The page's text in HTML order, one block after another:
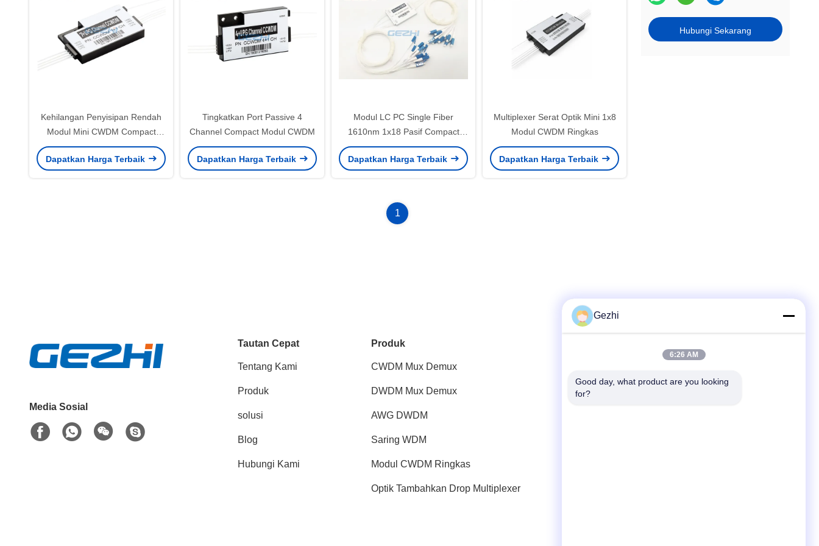
Hubungi Sekarang
Kehilangan Penyisipan Rendah
Modul Mini CWDM Compact
1590nm 1x7 CH
Dapatkan Harga Terbaik
Tingkatkan Port Passive 4
Channel Compact Modul CWDM
Dapatkan Harga Terbaik
Modul LC PC Single Fiber
1610nm 1x18 Pasif Compact
CWDM
Dapatkan Harga Terbaik
Multiplexer Serat Optik Mini 1x8
Modul CWDM Ringkas
Dapatkan Harga Terbaik
1
Media Sosial
Tautan Cepat
Tentang Kami
Produk
solusi
Blog
Hubungi Kami
Produk
CWDM Mux Demux
DWDM Mux Demux
AWG DWDM
Saring WDM
Modul CWDM Ringkas
Optik Tambahkan Drop Multiplexer
86-755-2377-1707
Gezhi
6:26 AM
Good day, what product are you looking
for?